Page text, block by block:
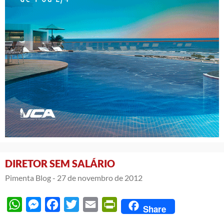
DIRETOR SEM SALÁRIO
Pimenta Blog - 27 de novembro de 2012
WhatsAppMessengerFacebook
Twitter Email PrintFriendly
Share